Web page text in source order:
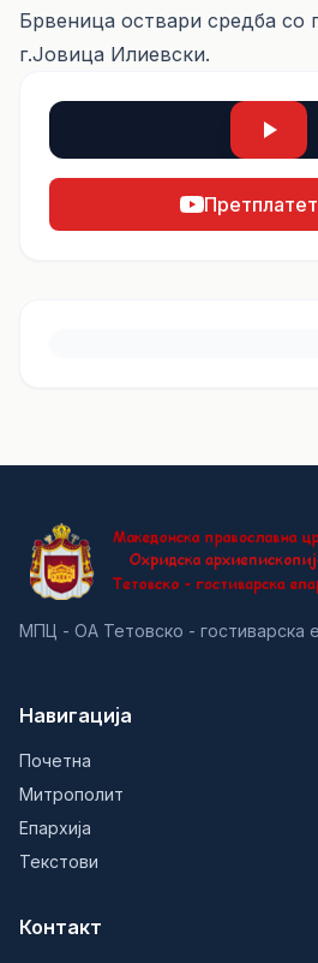
Брвеница оствари средба со
г.Јовица Илиевски.
МПЦ - ОА Тетовско - гостиварска
Навигација
Почетна
Митрополит
Епархија
Текстови
Контакт